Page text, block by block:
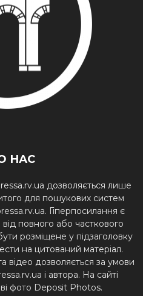
НАС
дозволяється лише
для пошукових систем
Гіперпосилання є
повного або часткового
розміщене у підзаголовку
на цитований матеріал.
відео дозволяється за умови
і автора. На сайті
фото Deposit Photos.